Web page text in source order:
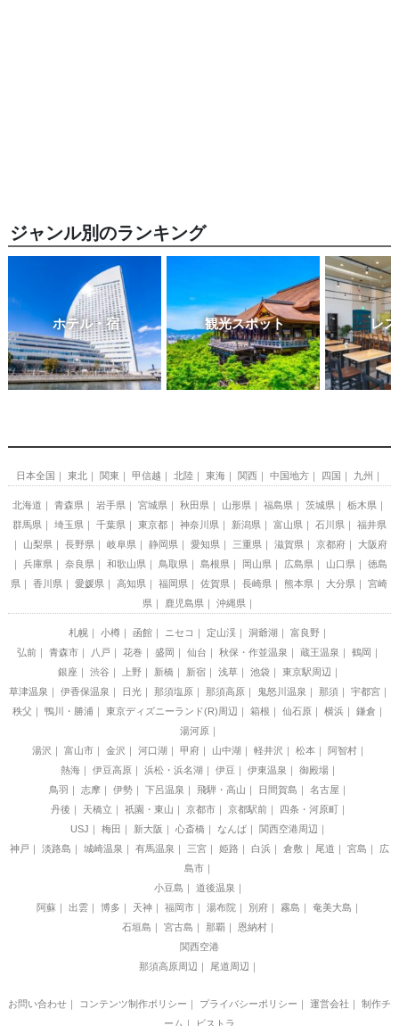
ジャンル別のランキング
ホテル・宿 観光スポット レ
日本全国 東北 関東 甲信越 北陸 東海 関西 中国地方 四国 九州
北海道 青森県 岩手県 宮城県 秋田県 山形県 福島県 茨城県
栃木県
群馬県
埼玉県 千葉県 東京都 神奈川県 新潟県 富山県 石川県
福井県
山梨県
長野県 岐阜県 静岡県 愛知県 三重県 滋賀県 京都府
大阪府
兵庫県
奈良県 和歌山県 鳥取県 島根県 岡山県 広島県 山口県
徳島
県
香川県 愛媛県 高知県 福岡県 佐賀県 長崎県 熊本県 大分県
宮崎
県
鹿児島県 沖縄県
札幌 小樽 函館 ニセコ 定山渓 洞爺湖
富良野
弘前
青森市 八戸 花巻 盛岡 仙台 秋保・作並温泉 蔵王温泉
鶴岡
銀座
渋谷 上野 新橋 新宿 浅草 池袋
東京駅周辺
草津温泉
伊香保温泉 日光 那須塩原 那須高原 鬼怒川温泉 那須
宇都宮
秩父
鴨川・勝浦 東京ディズニーランド(R)周辺 箱根 仙石原 横浜
鎌倉
湯河原
湯沢
富山市 金沢 河口湖 甲府 山中湖 軽井沢 松本
阿智村
熱海
伊豆高原 浜松・浜名湖 伊豆 伊東温泉
御殿場
鳥羽
志摩 伊勢 下呂温泉 飛騨・高山 日間賀島
名古屋
丹後
天橋立 祇園・東山 京都市 京都駅前
四条・河原町
USJ
梅田 新大阪 心斎橋 なんば
関西空港周辺
神戸
淡路島 城崎温泉 有馬温泉 三宮 姫路 白浜 倉敷 尾道 宮島
広
島市
小豆島
道後温泉
阿蘇
出雲 博多 天神 福岡市 湯布院 別府 霧島
奄美大島
石垣島
宮古島 那覇
恩納村
関西空港
那須高原周辺
尾道周辺
お問い合わせ｜ コンテンツ制作ポリシー ｜ プライバシーポリシー ｜ 運営会社 ｜ 制作チ
ーム ｜ ビストラ